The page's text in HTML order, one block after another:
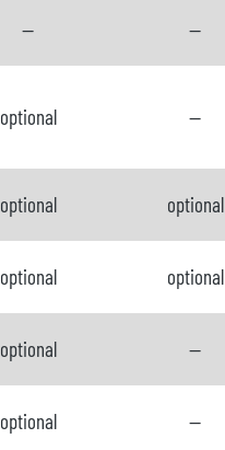
-- --
optional --
optional optional
optional optional
optional --
optional --